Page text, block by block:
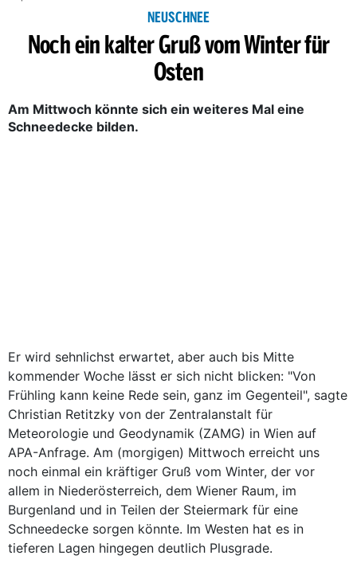
NEUSCHNEE
Noch ein kalter Gruß vom Winter für
Osten
Am Mittwoch könnte sich ein weiteres Mal eine
Schneedecke bilden.
Er wird sehnlichst erwartet, aber auch bis Mitte
kommender Woche lässt er sich nicht blicken: "Von
Frühling kann keine Rede sein, ganz im Gegenteil", sagte
Christian Retitzky von der Zentralanstalt für
Meteorologie und Geodynamik (ZAMG) in Wien auf
APA-Anfrage. Am (morgigen) Mittwoch erreicht uns
noch einmal ein kräftiger Gruß vom Winter, der vor
allem in Niederösterreich, dem Wiener Raum, im
Burgenland und in Teilen der Steiermark für eine
Schneedecke sorgen könnte. Im Westen hat es in
tieferen Lagen hingegen deutlich Plusgrade.